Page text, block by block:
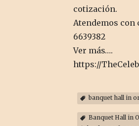
cotización.
Atendemos con
6639382
Ver más….
https://
banquet hall in
Banquet Hall in